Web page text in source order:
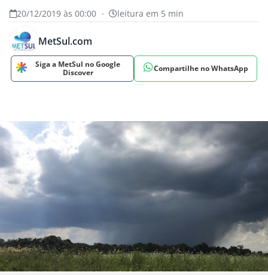
20/12/2019 às 00:00 • leitura em 5 min
MetSul.com
Siga a MetSul no Google
Discover
Compartilhe no WhatsApp